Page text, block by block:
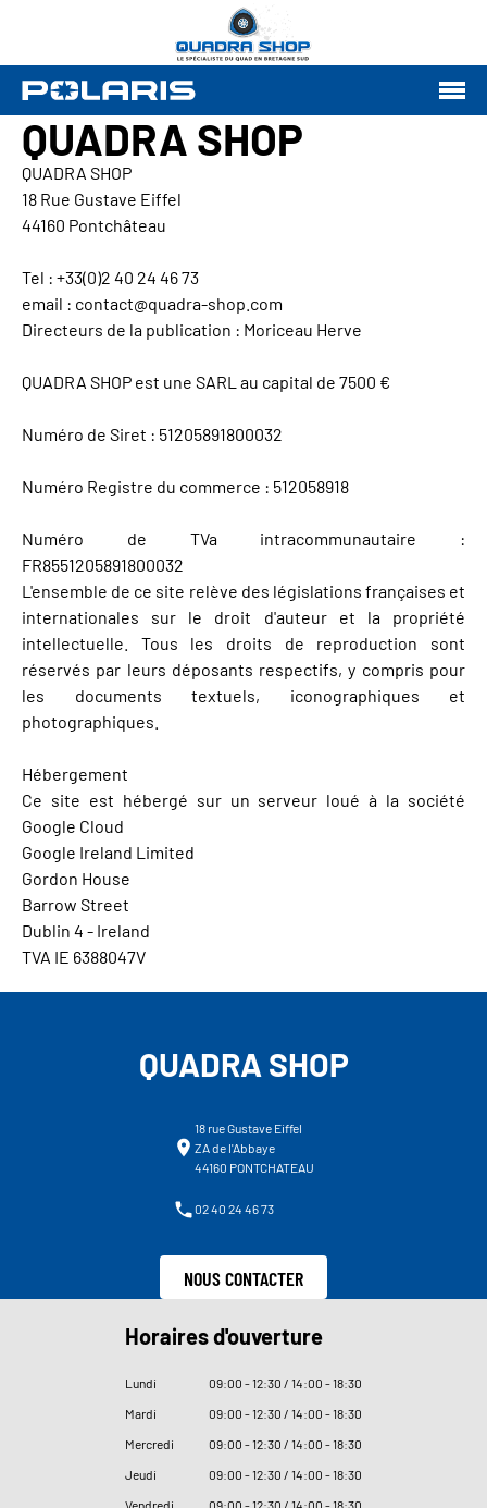
QUADRA SHOP
QUADRA SHOP
18 Rue Gustave Eiffel
44160 Pontchâteau
Tel : +33(0)2 40 24 46 73
email : contact@quadra-shop.com
Directeurs de la publication : Moriceau Herve
QUADRA SHOP est une SARL au capital de 7500 €
Numéro de Siret : 51205891800032
Numéro Registre du commerce : 512058918
Numéro de TVa intracommunautaire :
FR8551205891800032
L'ensemble de ce site relève des législations françaises et
internationales sur le droit d'auteur et la propriété
intellectuelle. Tous les droits de reproduction sont
réservés par leurs déposants respectifs, y compris pour
les documents textuels, iconographiques et
photographiques.
Hébergement
Ce site est hébergé sur un serveur loué à la société
Google Cloud
Google Ireland Limited
Gordon House
Barrow Street
Dublin 4 - Ireland
TVA IE 6388047V
QUADRA SHOP
18 rue Gustave Eiffel
ZA de l'Abbaye
44160 PONTCHATEAU
02 40 24 46 73
NOUS CONTACTER
Horaires d'ouverture
Lundi 09:00 - 12:30 / 14:00 - 18:30
Mardi
09:00 - 12:30 / 14:00 - 18:30
Mercredi
09:00 - 12:30 / 14:00 - 18:30
Jeudi
09:00 - 12:30 / 14:00 - 18:30
Vendredi
09:00 - 12:30 / 14:00 - 18:30